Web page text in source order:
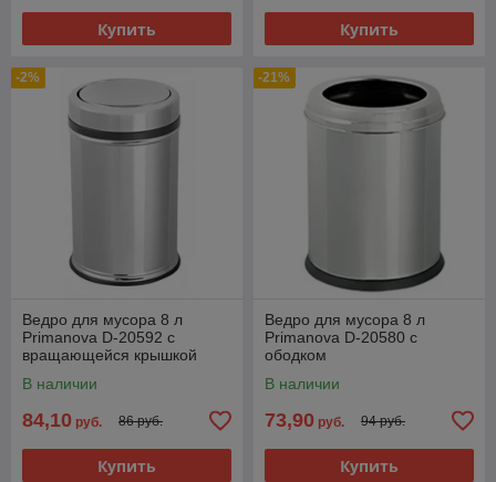
Купить Купить
-2%
Ведро для мусора 8 л
Primanova D-20592 с
вращающейся крышкой
В наличии
84,10 руб. 86 руб.
Купить
-21%
Ведро для мусора 8 л
Primanova D-20580 с
ободком
В наличии
73,90 руб. 94 руб.
Купить